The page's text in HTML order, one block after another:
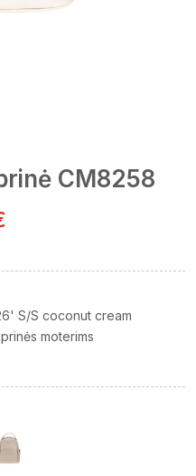
CM8258
S/S coconut cream
moterims